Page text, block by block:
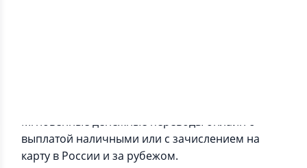
Мгновенные денежные переводы онлайн с
выплатой наличными или с зачислением на
карту в России и за рубежом.